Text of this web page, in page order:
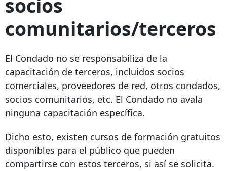
socios
comunitarios/terceros
El Condado no se responsabiliza de la
capacitación de terceros, incluidos socios
comerciales, proveedores de red, otros condados,
socios comunitarios, etc. El Condado no avala
ninguna capacitación específica.
Dicho esto, existen cursos de formación gratuitos
disponibles para el público que pueden
compartirse con estos terceros, si así se solicita.